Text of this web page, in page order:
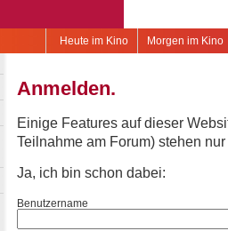
Morgen im Kino
Heute im Kino
Anmelden.
Einige Features auf dieser
Teilnahme am Forum) stehen
Ja, ich bin schon dabei:
Benutzername